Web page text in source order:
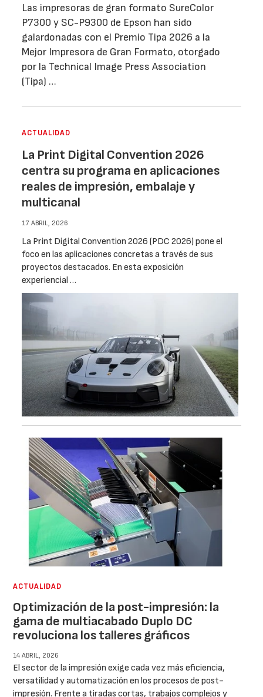
Las impresoras de gran formato SureColor
P7300 y SC-P9300 de Epson han sido
galardonadas con el Premio Tipa 2026 a la
Mejor Impresora de Gran Formato, otorgado
por la Technical Image Press Association
(Tipa) …
ACTUALIDAD
La Print Digital Convention 2026
centra su programa en aplicaciones
reales de impresión, embalaje y
multicanal
17 ABRIL, 2026
La Print Digital Convention 2026 (PDC 2026) pone el
foco en las aplicaciones concretas a través de sus
proyectos destacados. En esta exposición
experiencial …
ACTUALIDAD
Optimización de la post-impresión: la
gama de multiacabado Duplo DC
revoluciona los talleres gráficos
14 ABRIL, 2026
El sector de la impresión exige cada vez más eficiencia,
versatilidad y automatización en los procesos de post-
impresión. Frente a tiradas cortas, trabajos complejos y